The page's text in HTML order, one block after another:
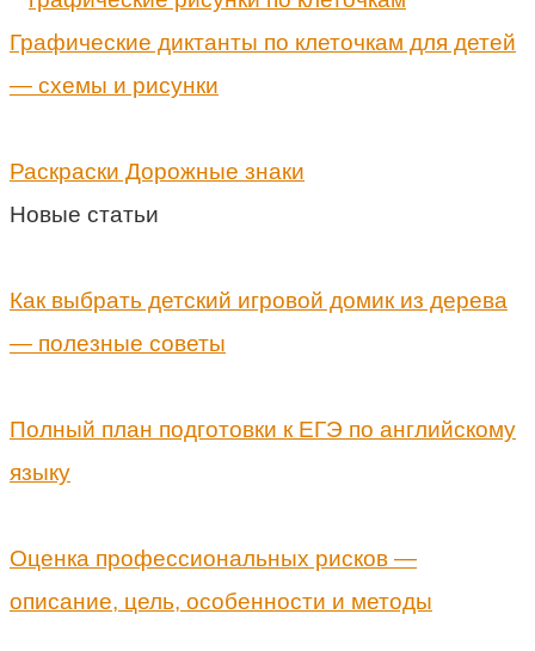
Графические диктанты по клеточкам для детей
— схемы и рисунки
Раскраски Дорожные знаки
Новые статьи
Как выбрать детский игровой домик из дерева
— полезные советы
Полный план подготовки к ЕГЭ по английскому
языку
Оценка профессиональных рисков —
описание, цель, особенности и методы